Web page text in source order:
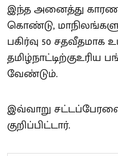
இந்த அனைத்து
கொண்டு,
பகிர்வு 50
தமிழ்நாட்டிற்குஉரிய
வேண்டும்.
இவ்வாறு
குறிப்பிட்டார்.